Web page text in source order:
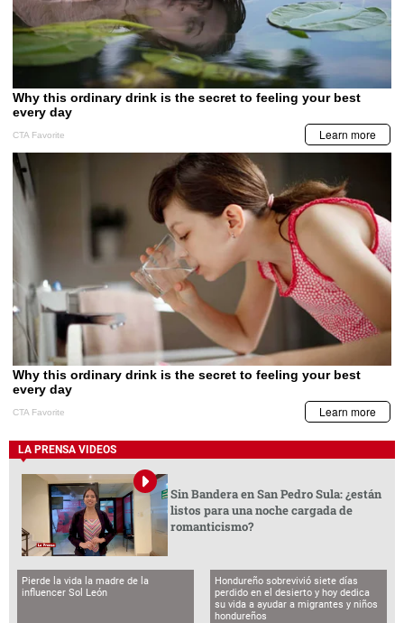
LA PRENSA VIDEOS
Sin Bandera en San Pedro Sula: ¿están
listos para una noche cargada de
romanticismo?
Pierde la vida la madre de la
influencer Sol León
Hondureño sobrevivió siete días
perdido en el desierto y hoy dedica
su vida a ayudar a migrantes y niños
hondureños